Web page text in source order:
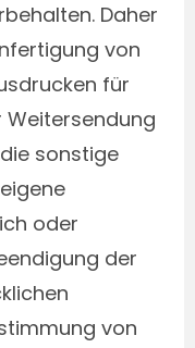
Daher
von
für
sonstige
oder
der
von